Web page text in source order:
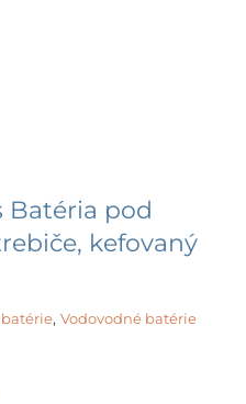
Batéria pod
kefovaný
batérie, Vodovodné batérie